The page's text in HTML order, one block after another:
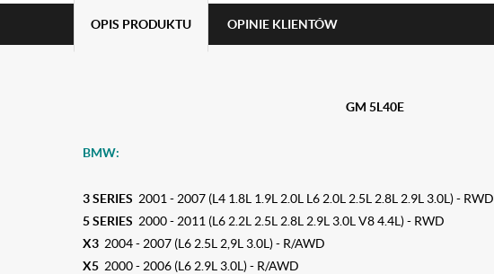
OPIS PRODUKTU OPINIE KLIENTÓW
GM 5L40E
BMW:
3 SERIES 2001 - 2007 (L4 1.8L 1.9L 2.0L L6 2.0L 2.5L 2.8L 2.9L 3.0L) - RWD
5 SERIES 2000 - 2011 (L6 2.2L 2.5L 2.8L 2.9L 3.0L V8 4.4L) - RWD
X3 2004 - 2007 (L6 2.5L 2,9L 3.0L) - R/AWD
X5 2000 - 2006 (L6 2.9L 3.0L) - R/AWD